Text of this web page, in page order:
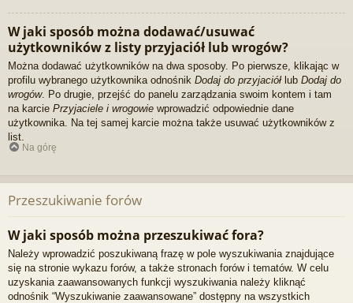
W jaki sposób można dodawać/usuwać
użytkowników z listy przyjaciół lub wrogów?
Można dodawać użytkowników na dwa sposoby. Po pierwsze, klikając w
profilu wybranego użytkownika odnośnik Dodaj do przyjaciół lub Dodaj do
wrogów. Po drugie, przejść do panelu zarządzania swoim kontem i tam
na karcie Przyjaciele i wrogowie wprowadzić odpowiednie dane
użytkownika. Na tej samej karcie można także usuwać użytkowników z
list.
Na górę
Przeszukiwanie forów
W jaki sposób można przeszukiwać fora?
Należy wprowadzić poszukiwaną frazę w pole wyszukiwania znajdujące
się na stronie wykazu forów, a także stronach forów i tematów. W celu
uzyskania zaawansowanych funkcji wyszukiwania należy kliknąć
odnośnik “Wyszukiwanie zaawansowane” dostępny na wszystkich